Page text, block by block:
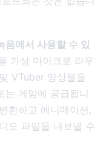
음에서 사용할 수 있
가상 마이크로 라우
VTuber 앙상블을
게임에 공급됩니
환하고 애니메이션,
오 파일을 내보낼 수